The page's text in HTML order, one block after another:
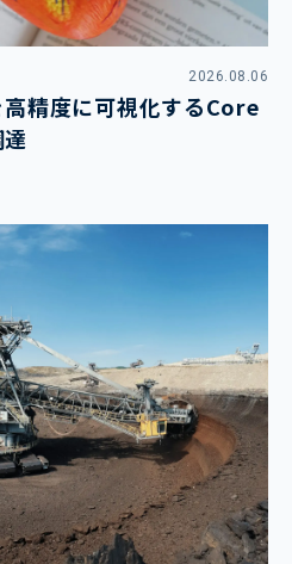
2026.08.06
精度に可視化するCore